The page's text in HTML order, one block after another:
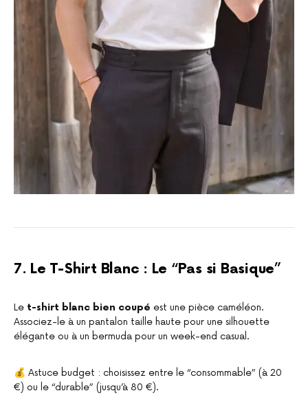
7. Le T-Shirt Blanc : Le “Pas si Basique”
Le t-shirt blanc bien coupé est une pièce caméléon.
Associez-le à un pantalon taille haute pour une silhouette
élégante ou à un bermuda pour un week-end casual.
💰 Astuce budget : choisissez entre le “consommable” (à 20
€) ou le “durable” (jusqu’à 80 €).